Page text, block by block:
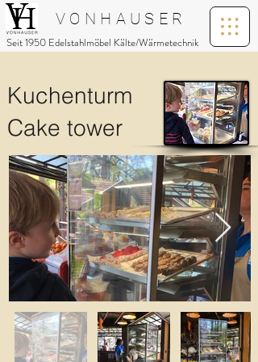
V O N H A U S E R
Seit 1950 Edelstahlmöbel Kälte/Wärmetechnik
Kuchenturm
Cake tower